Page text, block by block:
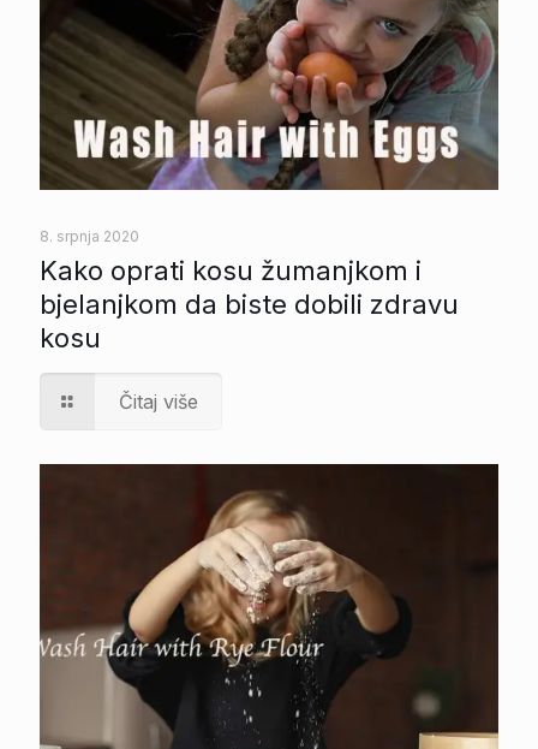
8. srpnja 2020
Kako oprati kosu žumanjkom i
bjelanjkom da biste dobili zdravu
kosu
Čitaj više